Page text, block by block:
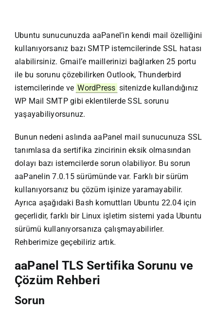
Ubuntu sunucunuzda aaPanel’in kendi mail özelliğini
kullanıyorsanız bazı SMTP istemcilerinde SSL hatası
alabilirsiniz. Gmail’e maillerinizi bağlarken 25 portu
ile bu sorunu çözebilirken Outlook, Thunderbird
istemcilerinde ve WordPress sitenizde kullandığınız
WP Mail SMTP gibi eklentilerde SSL sorunu
yaşayabiliyorsunuz.
Bunun nedeni aslında aaPanel mail sunucunuza SSL
tanımlasa da sertifika zincirinin eksik olmasından
dolayı bazı istemcilerde sorun olabiliyor. Bu sorun
aaPanelin 7.0.15 sürümünde var. Farklı bir sürüm
kullanıyorsanız bu çözüm işinize yaramayabilir.
Ayrıca aşağıdaki Bash komuttları Ubuntu 22.04 için
geçerlidir, farklı bir Linux işletim sistemi yada Ubuntu
sürümü kullanıyorsanıza çalışmayabilirler.
Rehberimize geçebiliriz artık.
aaPanel TLS Sertifika Sorunu ve
Çözüm Rehberi
Sorun